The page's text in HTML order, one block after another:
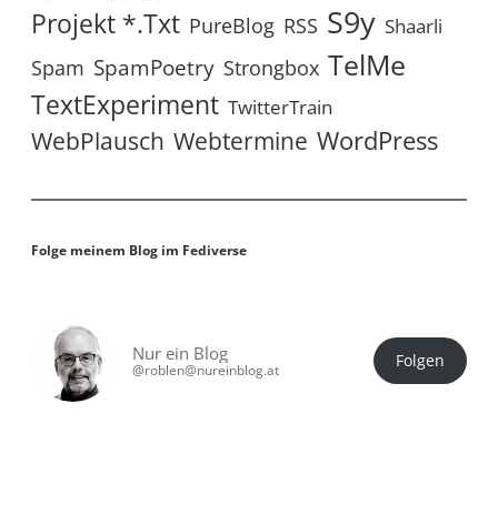
Projekt *.txt PureBlog RSS S9y Shaarli
Spam SpamPoetry Strongbox TelMe
TextExperiment TwitterTrain
WebPlausch Webtermine WordPress
Folge meinem Blog im Fediverse
Nur ein Blog
@roblen@nureinblog.at Folgen